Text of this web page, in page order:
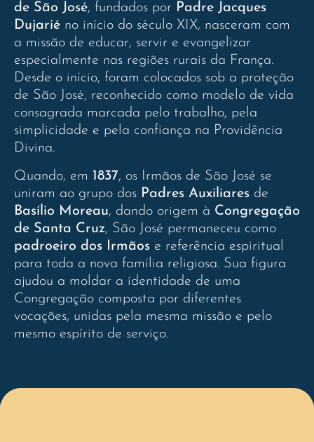
de São José, fundados por Padre Jacques
Dujarié no início do século XIX, nasceram com
a missão de educar, servir e evangelizar
especialmente nas regiões rurais da França.
Desde o início, foram colocados sob a proteção
de São José, reconhecido como modelo de vida
consagrada marcada pelo trabalho, pela
simplicidade e pela confiança na Providência
Divina.
Quando, em 1837, os Irmãos de São José se
uniram ao grupo dos Padres Auxiliares de
Basílio Moreau, dando origem à Congregação
de Santa Cruz, São José permaneceu como
padroeiro dos Irmãos e referência espiritual
para toda a nova família religiosa. Sua figura
ajudou a moldar a identidade de uma
Congregação composta por diferentes
vocações, unidas pela mesma missão e pelo
mesmo espírito de serviço.